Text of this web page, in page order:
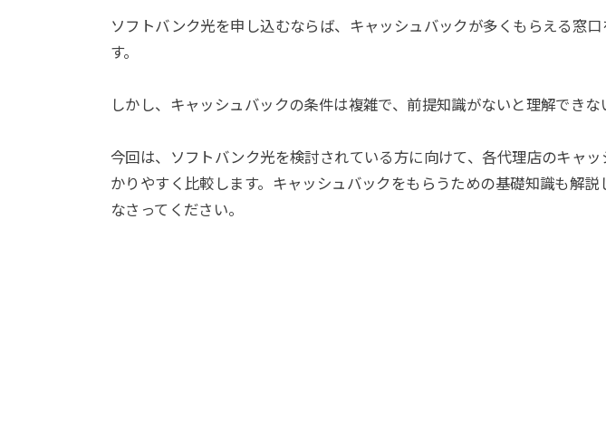
ソフトバンク光を申し込むならば、キャッシュバックが多くもらえる窓
す。
しかし、キャッシュバックの条件は複雑で、前提知識がないと理解できな
今回は、ソフトバンク光を検討されている方に向けて、各代理店のキャ
かりやすく比較します。キャッシュバックをもらうための基礎知識も解
なさってください。